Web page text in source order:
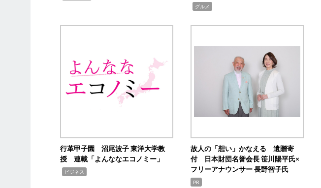
グルメ
行革甲子園 沼尾波子 東洋大学教
授 連載「よんななエコノミー」
ビジネス
故人の「想い」かなえる 遺贈寄
付 日本財団名誉会長 笹川陽平氏×
フリーアナウンサー 長野智子氏
PR